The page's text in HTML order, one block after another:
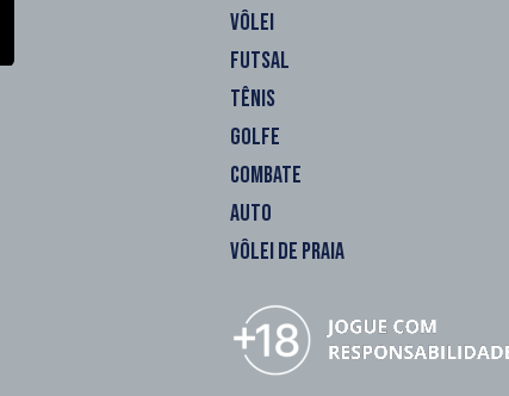
VÔLEI
FUTSAL
TÊNIS
GOLFE
COMBATE
AUTO
VÔLEI DE PRAIA